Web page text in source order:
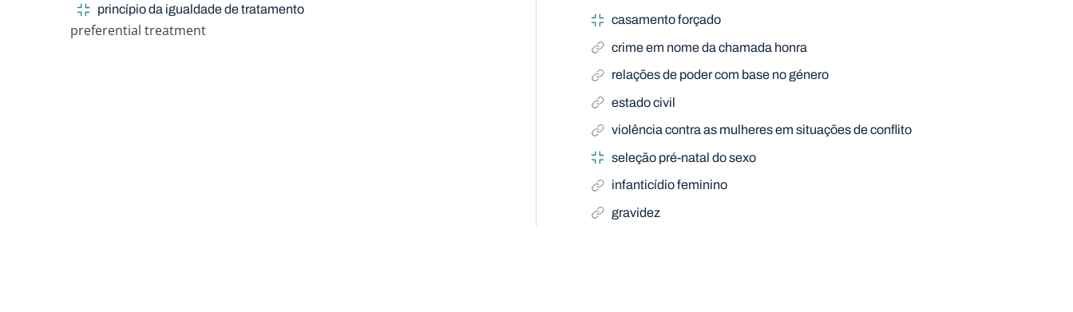
princípio da igualdade de tratamento
preferential treatment
casamento forçado
crime em nome da chamada honra
relações de poder com base no género
estado civil
violência contra as mulheres em situações de conflito
seleção pré-natal do sexo
infanticídio feminino
gravidez